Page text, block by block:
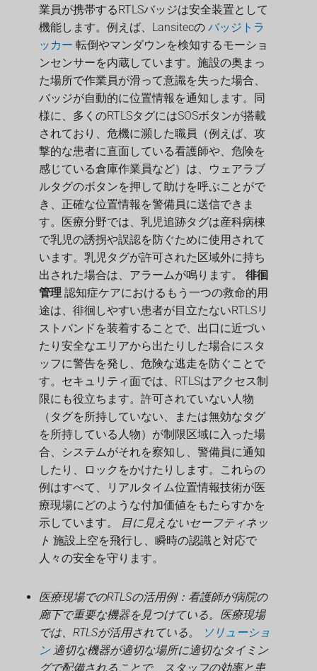
業員が携帯するRTLSバッジは安全装置として
機能します。例えば、Lansitecの バッジトラ
ッカー 転倒やマンダウンを検知するモーショ
ンセンサーを内蔵しています。施設の奥まっ
た場所で作業員が滑って意識を失った場合、
バッジが自動的に位置情報を通知します。同
様に、多くのRTLSタグにはSOSボタンが搭載
されており、危機に瀕した職員（例えば、攻
撃的な患者に直面している看護師や、危険を
感じている倉庫作業員など）は、ウェアラブ
ルタグのボタンを押して助けを呼ぶことがで
き、正確な位置情報を警備員に送信できま
す。医療分野では、乳児追跡タグは産科病棟
で乳児の誘拐や誤認を防ぐために使用されて
います。乳児タグが許可された区域外に持ち
出された場合は、アラームが鳴ります。 徘徊
管理 認知症ケアにおけるもう一つの救命的用
途は、徘徊しやすい患者が目立たないRTLSリ
ストバンドを装着することで、出口に近づい
たり安全なエリアから出たりした場合にスタ
ッフに警告を発し、危険な逃走を防ぐことで
す。セキュリティ面では、RTLSはアクセス制
限にも役立ちます。許可されていない人物
（タグを所持していない、または無効なタグ
を所持している人物）が制限区域に入った場
合、システムがそれを察知し、警備員に通知
したり、ロックをかけたりします。これらの
例はすべて、リアルタイム位置情報技術が医
療現場にどのような付加価値をもたらすかを
示しています。
目に見えないセーフティネッ
ト 施設上空を飛行し、瞬時の認識と対応で
人々の安全を守ります。
医療現場でのRTLSの活用例：看護師が病院の
廊下で重要な機器を見つけている。医療現場
では、RTLSが活用されている。
ソリューショ
ン適切な機器が適切な場所に適切なタイミン
グで配備されることで、スタッフの効率と患